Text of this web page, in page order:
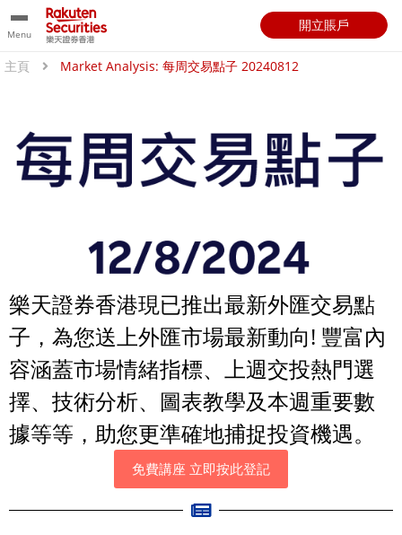
Menu
開立賬戶
主頁 Market Analysis: 每周交易點子 20240812
樂天證券香港現已推出最新外匯交易點
子，為您送上外匯市場最新動向! 豐富內
容涵蓋市場情緒指標、上週交投熱門選
擇、技術分析、圖表教學及本週重要數
據等等，助您更準確地捕捉投資機遇。
免費講座 立即按此登記